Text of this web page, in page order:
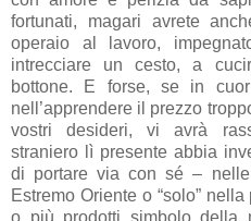
fortunati, magari avrete
operaio al lavoro,
intrecciare un cesto, a
bottone. E forse, se in
nell’apprendere il prezzo
vostri desideri, vi avrà
straniero lì presente abbia
di portare via con sé –
Estremo Oriente o “solo”
o più prodotti simbolo della